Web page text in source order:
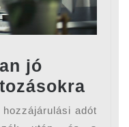
jó
adót